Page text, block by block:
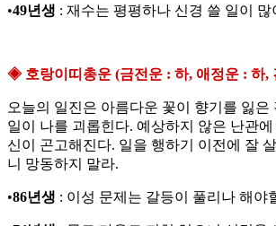
•49년생 : 재수는 평평하나 신경 쓸 일이 많
◈ 호랑이띠총운 (금전운 : 하, 애정운 : 하,
오늘의 일진은 아름다운 꽃이 향기를 잃은
일이 나를 괴롭힌다. 예상하지 않은 난관
신이 곤고해진다. 일을 행하기 이전에 잘
니 망동하지 말라.
•86년생 : 이성 문제는 갈등이 풀리나 해야